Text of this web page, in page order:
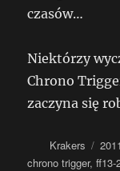
czasów…
Niektórzy
Chrono
zaczyna się
Autor
Krakers
Data
chrono trigger,ff13-